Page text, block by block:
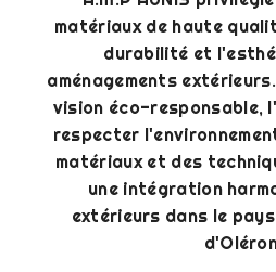
matériaux de haute
durabilité et
aménagements
vision éco-responsable,
respecter
matériaux et des
une intégration
extérieurs dans le